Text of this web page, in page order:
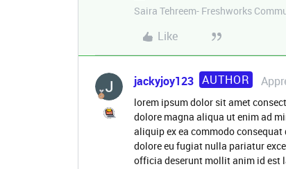
Saira Tehreem- Freshworks
Like
jackyjoy123 AUTHOR
lorem ipsum dolor sit amet
dolore magna aliqua ut enim ad
aliquip ex ea commodo
dolore eu fugiat nulla pariatur
officia deserunt mollit anim id est